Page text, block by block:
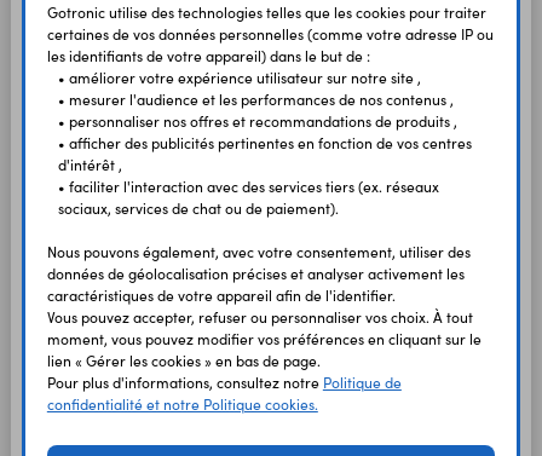
Arduino Nano 33 BLE
Cartes Arduino Nano 33 BLE basées sur
un ARM Cortex-M4 avec Bluetooth 5
(BLE) et circuit 9 degrés de liberté.
Version Rev1 ou Rev2. Suivant le type, les
connecteurs mâles sont soudés ou à
souder par vos soins.
Arduino Nano 33
BLE Rev2
ABX00071
- Rev2 38708
En stock 21,21 €HT 25,45 € TTC
Arduino Nano 33
ABX00072
Gotronic utilise des technologies telles que les cookies pour traiter
certaines de vos données personnelles (comme votre adresse IP ou
les identifiants de votre appareil) dans le but de :
• améliorer votre expérience utilisateur sur notre site ,
• mesurer l'audience et les performances de nos contenus ,
• personnaliser nos offres et recommandations de produits ,
• afficher des publicités pertinentes en fonction de vos centres
d'intérêt ,
• faciliter l'interaction avec des services tiers (ex. réseaux
sociaux, services de chat ou de paiement).
Nous pouvons également, avec votre consentement, utiliser des
données de géolocalisation précises et analyser activement les
caractéristiques de votre appareil afin de l'identifier.
Vous pouvez accepter, refuser ou personnaliser vos choix. À tout
moment, vous pouvez modifier vos préférences en cliquant sur le
lien « Gérer les cookies » en bas de page.
Pour plus d'informations, consultez notre Politique de
confidentialité et notre Politique cookies.